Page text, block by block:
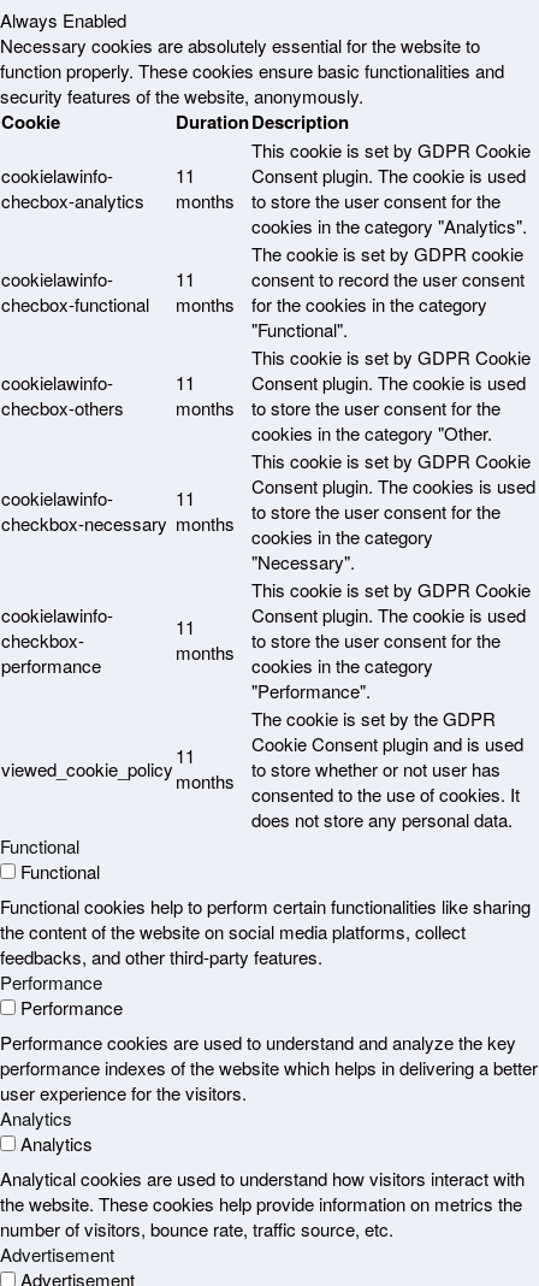
Always Enabled
Necessary cookies are absolutely essential for the website to
function properly. These cookies ensure basic functionalities and
security features of the website, anonymously.
Cookie DurationDescription
cookielawinfo-
checbox-analytics
11
months
This cookie is set by GDPR Cookie
Consent plugin. The cookie is used
to store the user consent for the
cookies in the category "Analytics".
cookielawinfo-
checbox-functional
11
months
The cookie is set by GDPR cookie
consent to record the user consent
for the cookies in the category
"Functional".
cookielawinfo-
checbox-others
11
months
This cookie is set by GDPR Cookie
Consent plugin. The cookie is used
to store the user consent for the
cookies in the category "Other.
cookielawinfo-
checkbox-necessary
11
months
This cookie is set by GDPR Cookie
Consent plugin. The cookies is used
to store the user consent for the
cookies in the category
"Necessary".
cookielawinfo-
checkbox-
performance
11
months
This cookie is set by GDPR Cookie
Consent plugin. The cookie is used
to store the user consent for the
cookies in the category
"Performance".
viewed_cookie_policy
11
months
The cookie is set by the GDPR
Cookie Consent plugin and is used
to store whether or not user has
consented to the use of cookies. It
does not store any personal data.
Functional
Functional
Functional cookies help to perform certain functionalities like sharing
the content of the website on social media platforms, collect
feedbacks, and other third-party features.
Performance
Performance
Performance cookies are used to understand and analyze the key
performance indexes of the website which helps in delivering a better
user experience for the visitors.
Analytics
Analytics
Analytical cookies are used to understand how visitors interact with
the website. These cookies help provide information on metrics the
number of visitors, bounce rate, traffic source, etc.
Advertisement
Advertisement